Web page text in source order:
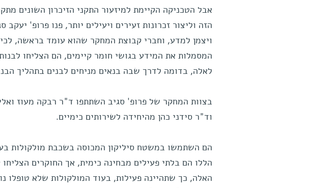
אבל הטכניקה הקיימת למיזעור התקני הזיכרון השונים
הזה וליצור זכרונות זעירים ויעילים יותר, פנו פרופ'
ויצמן למדע, וחברי קבוצת המחקר שהוא עומד בראשה,
המסמלות את המידע בגושי חומר קיימים, הם הצליחו
לאלה, בדומה לדרך שבה בנאים מניחים לבנים בתהליך
בצוות המחקר של פרופ' סגיב השתתפו ד"ר רבקה מעוז
וד"ר סידני כהן מהיחידה לשירותים כימיים.
הם השתמשו במשטח סיליקון המכוסה בשכבת מולקולות
הללו הם בלתי פעילים מבחינה כימית, אך החוקרים
האלה, כך שתהיינה פעילות, בעוד המולקולות שלא טופלו